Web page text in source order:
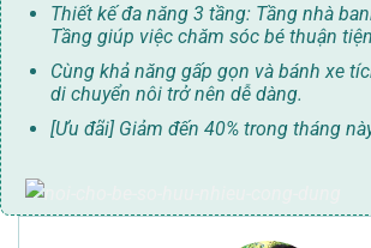
Thiết kế đa năng 3 tầng: Tầng nhà
Tầng giúp việc chăm sóc bé thuận
Cùng khả năng gấp gọn và bánh xe
di chuyển nôi trở nên dễ dàng.
[Ưu đãi] Giảm đến 40% trong tháng